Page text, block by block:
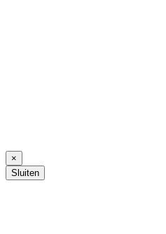
×
Sluiten